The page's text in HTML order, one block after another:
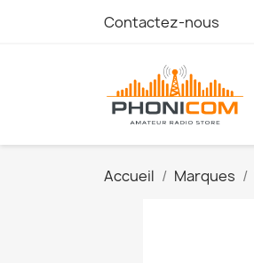
Contactez-nous
Accueil Marques